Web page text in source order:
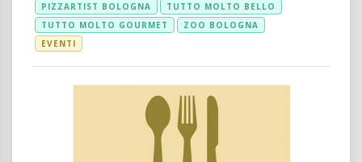
PIZZARTIST BOLOGNA
TUTTO MOLTO BELLO
TUTTO MOLTO GOURMET
ZOO BOLOGNA
EVENTI